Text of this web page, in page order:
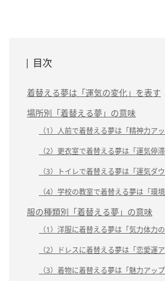
目次
着替える夢は「運気の変化」を表す
場所別「着替える夢」の意味
（1）人前で着替える夢は「精神力アッ
（2）更衣室で着替える夢は「運気停滞
（3）トイレで着替える夢は「運気ダウ
（4）学校の教室で着替える夢は「環
服の種類別「着替える夢」の意味
（1）洋服に着替える夢は「気力体力の
（2）ドレスに着替える夢は「恋愛運ア
（3）着物に着替える夢は「魅力アップ